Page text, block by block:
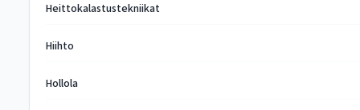
Heittokalastustekniikat
Hiihto
Hollola